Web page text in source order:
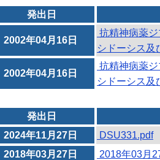
発出日
2002年04月16日
抗精神病薬
シドーシス及
2002年04月16日
抗精神病薬
シドーシス及
発出日
2024年11月27日
DSU331.pdf
2018年03月27日
2018年03月